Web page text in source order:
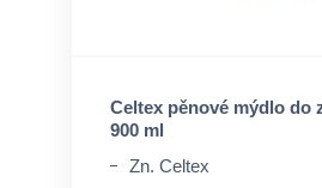
Celtex pěnové mýdlo do
900 ml
Zn. Celtex